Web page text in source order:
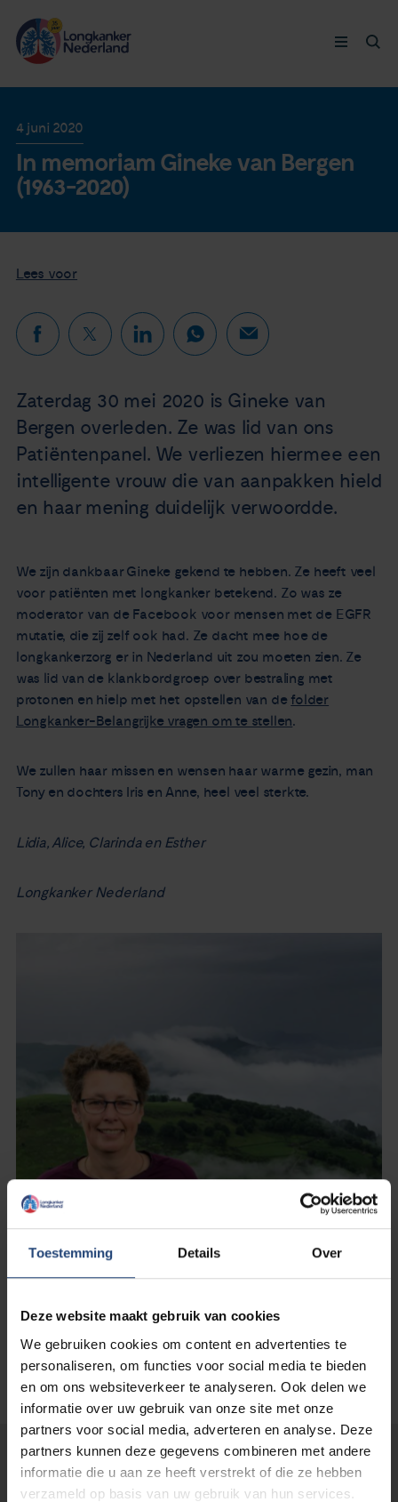
Toestemming Details Over
Deze website maakt gebruik van cookies
We gebruiken cookies om content en advertenties te
personaliseren, om functies voor social media te bieden
en om ons websiteverkeer te analyseren. Ook delen we
informatie over uw gebruik van onze site met onze
partners voor social media, adverteren en analyse. Deze
partners kunnen deze gegevens combineren met andere
informatie die u aan ze heeft verstrekt of die ze hebben
verzameld op basis van uw gebruik van hun services.
Nieuws
Agenda
Zorgverleners
Contact
Longkanker
Leven met
Thymuskankers
Steun ons
4 juni 2020
In memoriam Gineke van Bergen
(1963-2020)
Lees voor
Zaterdag 30 mei 2020 is Gineke van
Bergen overleden. Ze was lid van ons
Patiëntenpanel. We verliezen hiermee een
intelligente vrouw die van aanpakken hield
en haar mening duidelijk verwoordde.
We zijn dankbaar Gineke gekend te hebben. Ze heeft veel
voor patiënten met longkanker betekend. Zo was ze
moderator van de Facebook voor mensen met de EGFR
mutatie, die zij zelf ook had. Ze dacht mee hoe de
longkankerzorg er in Nederland uit zou moeten zien. Ze
was lid van de klankbordgroep over bestraling met
protonen en hielp met het opstellen van de folder
Longkanker-Belangrijke vragen om te stellen.
We zullen haar missen en wensen haar warme gezin, man
Tony en dochters Iris en Anne, heel veel sterkte.
Lidia, Alice, Clarinda en Esther
Longkanker Nederland
Lees verder...